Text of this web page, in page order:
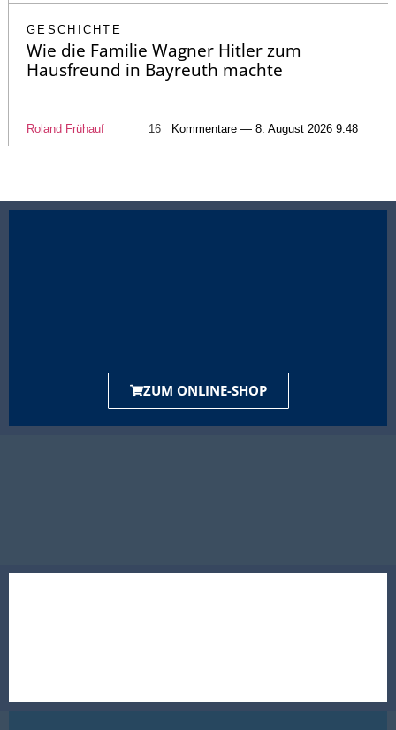
GESCHICHTE
Wie die Familie Wagner Hitler zum
Hausfreund in Bayreuth machte
Roland Frühauf 16 Kommentare — 8. August 2026 9:48
ZUM ONLINE-SHOP